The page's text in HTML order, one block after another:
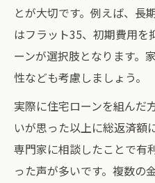
とが大切です。例えば、長
はフラット35、初期費用を
ーンが選択肢となります。
性なども考慮しましょう。
実際に住宅ローンを組んだ
いが思った以上に総返済額
専門家に相談したことで有
った声が多いです。複数の